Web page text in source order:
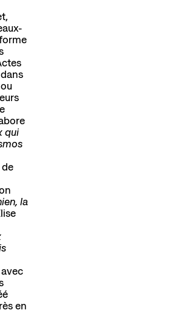
qui
la
en
création
Made in Annecy
internationaux